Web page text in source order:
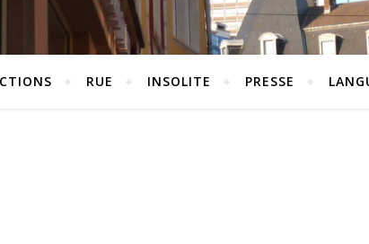
RUE INSOLITE PRESSE